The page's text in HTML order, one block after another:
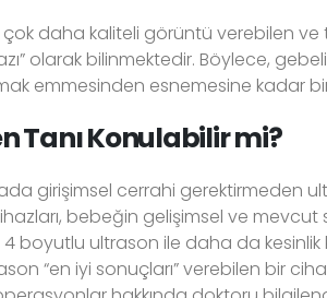
daha kaliteli görüntü verebilen ve
olarak bilinmektedir. Böylece,
emmesinden esnemesine kadar
Tanı Konulabilir mi?
girişimsel cerrahi gerektirmeden
bebeğin gelişimsel ve
boyutlu ultrason ile daha da
“en iyi sonuçları” verebilen bir